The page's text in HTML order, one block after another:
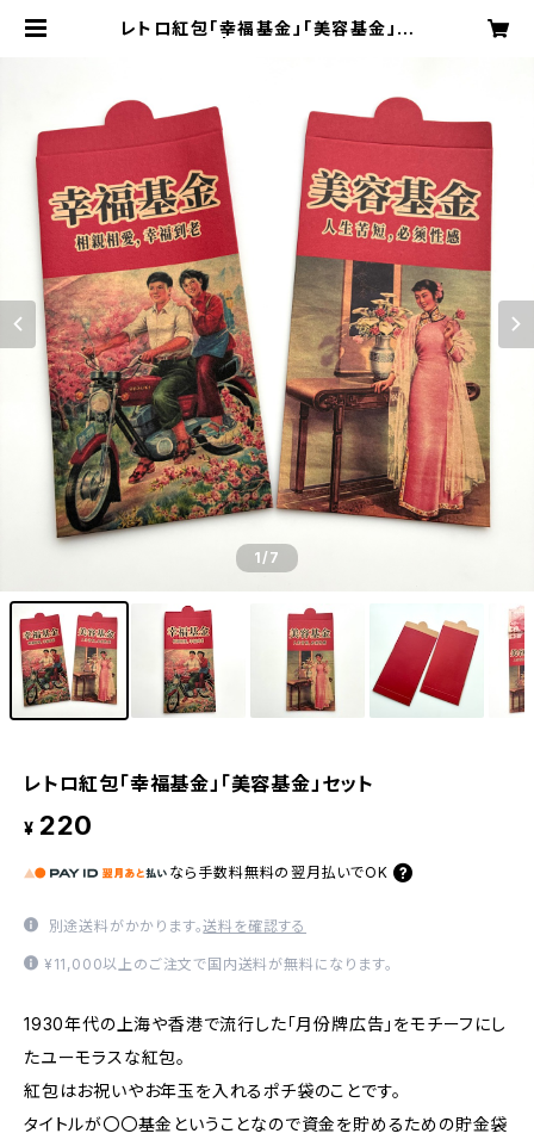
レトロ紅包「幸福基金」「美容基金」セ
1/7
レトロ紅包「幸福基金」「美容基金」セット
¥ 220
なら 手数料無料の 翌月払いでOK
別途送料がかかります。送料を確認する
¥11,000以上のご注文で国内送料が無料になります。
1930年代の上海や香港で流行した「月份牌広告」をモチーフにし
たユーモラスな紅包。
紅包はお祝いやお年玉を入れるポチ袋のことです。
タイトルが〇〇基金ということなので資金を貯めるための貯金袋